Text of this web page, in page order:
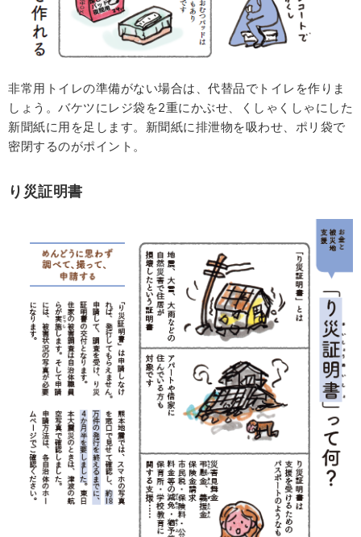
非常用トイレの準備がない場合は、代替品でトイレを作りま
しょう。バケツにレジ袋を2重にかぶせ、くしゃくしゃにした
新聞紙に用を足します。新聞紙に排泄物を吸わせ、ポリ袋で
密閉するのがポイント。
り災証明書